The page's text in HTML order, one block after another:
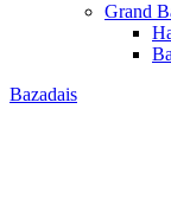
Grand
Bazadais